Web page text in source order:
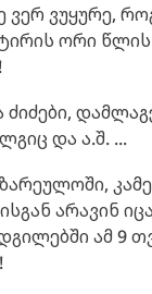
ვუყურე,
ორი წლის
ძიძები,
და ა.შ. ...
არავინ
ამ 9